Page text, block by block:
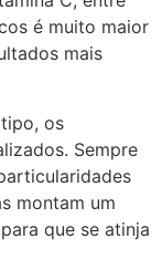
é muito maior
mais
os
Sempre
montam um
que se atinja